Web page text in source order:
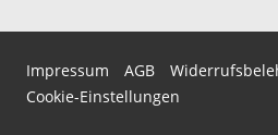
Impressum AGB
Cookie-Einstellungen